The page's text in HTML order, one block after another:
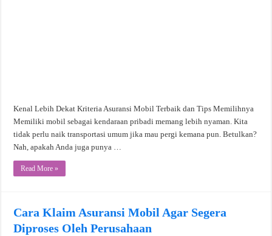
Kenal Lebih Dekat Kriteria Asuransi Mobil Terbaik dan Tips Memilihnya
Memiliki mobil sebagai kendaraan pribadi memang lebih nyaman. Kita
tidak perlu naik transportasi umum jika mau pergi kemana pun. Betulkan?
Nah, apakah Anda juga punya …
Read More »
Cara Klaim Asuransi Mobil Agar Segera
Diproses Oleh Perusahaan